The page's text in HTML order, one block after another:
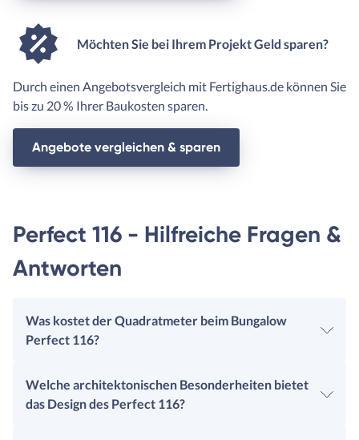
Möchten Sie bei Ihrem Projekt Geld sparen?
Durch einen Angebotsvergleich mit Fertighaus.de können Sie
bis zu 20 % Ihrer Baukosten sparen.
Angebote vergleichen & sparen
Perfect 116 - Hilfreiche Fragen &
Antworten
Was kostet der Quadratmeter beim Bungalow
Perfect 116?
Welche architektonischen Besonderheiten bietet
das Design des Perfect 116?